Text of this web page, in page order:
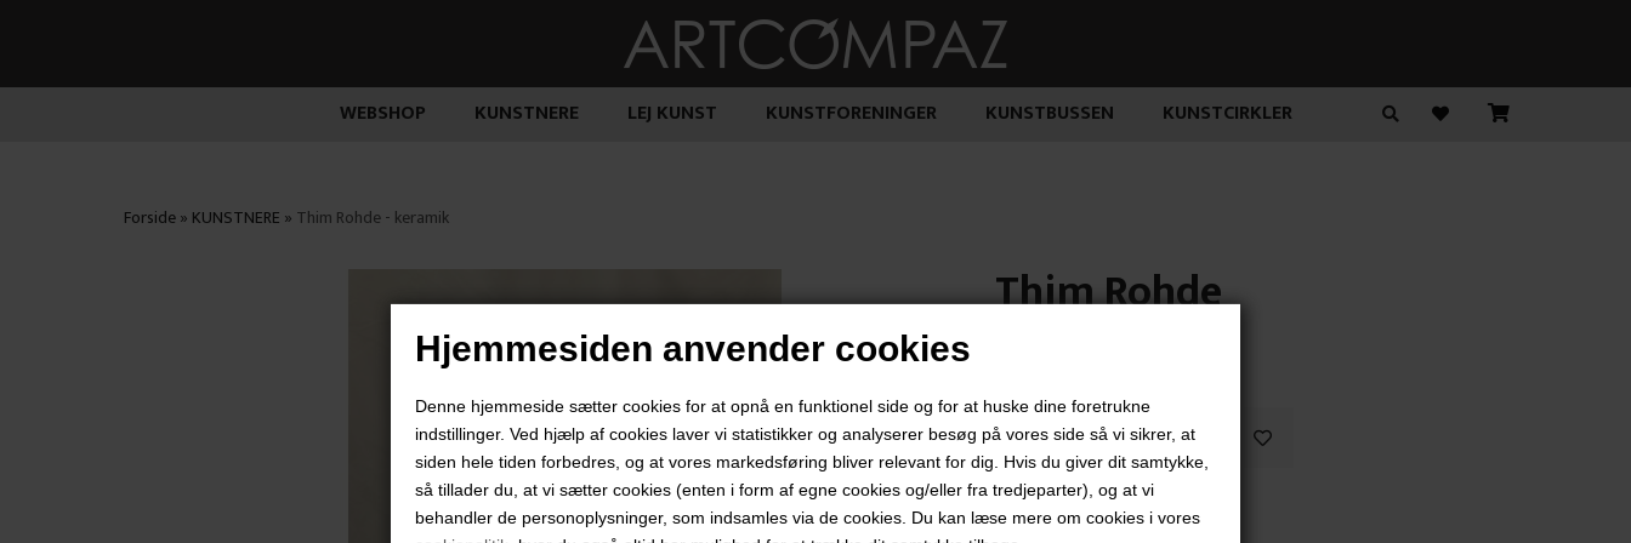
Hjemmesiden anvender cookies
Denne hjemmeside sætter cookies for at opnå en funktionel side og for at huske dine foretrukne
indstillinger. Ved hjælp af cookies laver vi statistikker og analyserer besøg på vores side så vi sikrer, at
siden hele tiden forbedres, og at vores markedsføring bliver relevant for dig. Hvis du giver dit samtykke,
så tillader du, at vi sætter cookies (enten i form af egne cookies og/eller fra tredjeparter), og at vi
behandler de personoplysninger, som indsamles via de cookies. Du kan læse mere om cookies i vores
WEBSHOP KUNSTNERE LEJ KUNST KUNSTFORENINGER KUNSTBUSSEN KUNSTCIRKLER
Forside» KUNSTNERE » Thim Rohde - keramik
Thim Rohde
"Uden Titel"